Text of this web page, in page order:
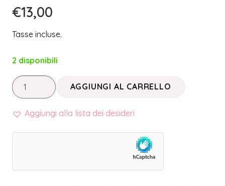
€13,00
Tasse incluse.
2 disponibili
TINTA
PER
CAPELLI
AGGIUNGI AL CARRELLO
Aggiungi alla lista dei desideri